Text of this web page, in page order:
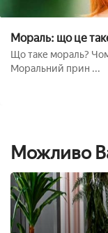
Мораль: що це
Що таке мораль?
Моральний прин ...
Можливо